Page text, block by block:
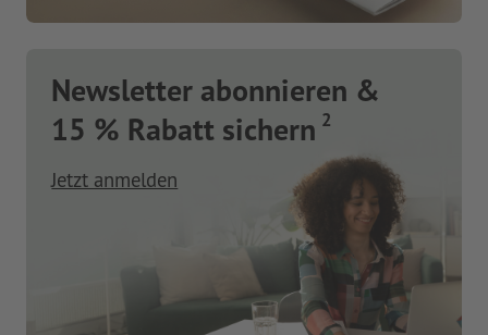
Newsletter abonnieren &
15 % Rabatt sichern 2
Jetzt anmelden